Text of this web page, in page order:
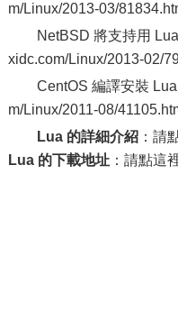
m/Linux/2013-03/
NetBSD 將支持用
xidc.com/Linux/2013-02/
CentOS 編譯安裝
m/Linux/2011-08/
Lua 的詳細介紹：請
Lua 的下載地址：請點這